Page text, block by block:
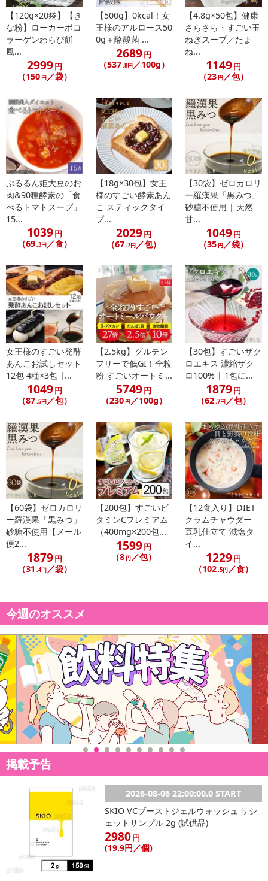
料、微粒酸化ケイ素、（一部に小麦・乳成分・大豆・豚肉・ゼラチ
ンを含む）
・お召し上がり方：
大きめのカップに入れてあつあつのお湯150~180ccを入れてよく
かきまぜて3分で出来上がりです。
おすすめ【ラップなどでふたをしてお待ちいただくと具材が柔ら
・その他商品仕様：直射日光、高温多湿を避けて保存して下さい
注意事項
【賞味・消費期限のある商品について】
商品到着時点でのお日持ち期間は、配送日数などにより異なります
のでご了承ください。
【キャンセルについて】
※お申込み後のキャンセルはお受けできません。
記載されている内容を必ずご確認いただき、お届けする商品セット
にご納得いただきましたうえでお申し込みください。
※パッケージ変更や商品リニューアル（成分など含む）等により、
参考の掲載画像や画像内のバーコードなど、お届け商品と多少異な
る場合がございます。
また、[新たな加工食品の原料原産地表示制度]の経過措置期間の終
了により、商品詳細内に記載の原産国・原材料の表記が旧表記の場
合がございます。
あらかじめご了承いただいた上でお申込みください。なお、本理由
によるお申込み後のキャンセル・返品交換は対応いたしかねます。
【お支払いについて】
イントがご利用いただけます。
【発送・お届け・商品について】
※お申込み頂きました商品の同梱、お届けの日時指定はいたしかね
ます。
※お客様のご都合でお受取りいただけない場合、商品の再発送や返
金はいたしかねます。
また、お届け日時のご指定は、お受けできません。宅配業者からの
不在票にてご対応ください。
※発送予定日は前後する場合がございます。また商品によって発送
日が異なります。
禁じます。
転売等、目的以外での利用が確認された場合は、サービス利用を停
止させていただきます。
【配送伝票番号について】
※こちらの商品については商品の発送完了後、
配送伝票番号がマイページに表示されない場合もございます。予
めご了承ください。
発送日カレンダー
【120g×20袋】【き
な粉】ローカーボコ
ラーゲンわらび餅
風...
2999円
（150 円／袋）
【500g】0kcal！女
王様のアルロース50
0g＋酪酸菌 ...
2689円
（537.8円／100g）
【4.8g×50包】健康
さらさら・すごい玉
ねぎスープ／たま
ね...
1149円
（23 円 ／包）
ぷるるん姫大豆のお
肉&90種酵素の「食
べるトマトスープ」
15...
1039円
（69.3円／食）
【18g×30包】女王
様のすごい酵素あん
こ スティックタイ
プ...
2029円
（67.7円／包）
【30袋】ゼロカロリ
ー羅漢果「黒みつ」
砂糖不使用 | 天然
甘...
1049円
（35 円／袋）
女王様のすごい発酵
あんこお試しセット
12包 4種×3包 |...
1049円
（87.5円／包）
【2.5kg】グルテン
フリーで低GI！全粒
粉 すごいオートミ...
5749円
（230 円／100g）
【30包】すごいザク
ロエキス 濃縮ザク
ロ100% | 1包に...
1879円
（62.7円／包）
【60袋】ゼロカロリ
ー羅漢果「黒みつ」
砂糖不使用【メール
便2...
1879円
（31 .4円／袋）
【200包】すごいビ
タミンCプレミアム
（400mg×200包...
1599円
（8 円 ／包）
【12食入り】DIET
クラムチャウダー
豆乳仕立て 減塩タ
イ...
1229円
（102.5円 ／食）
今週のオススメ
掲載予告
2026-08-06 22:00:00.0 START
SKIO VCブーストジェルウォッシュ サシ
ェットサンプル 2g (試供品)
2980円
(19.9円 ／個)